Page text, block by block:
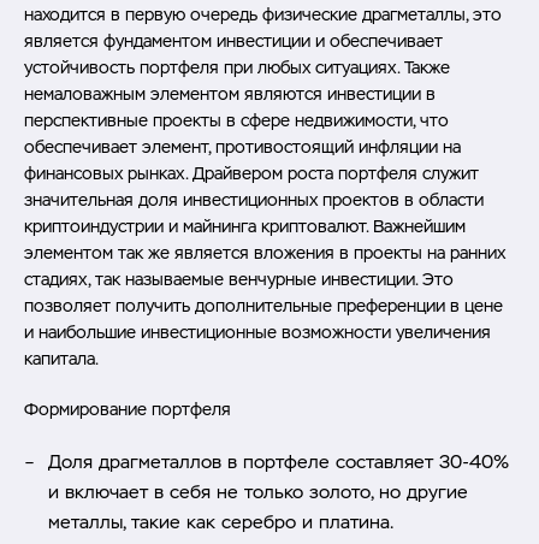
находится в первую очередь физические драгметаллы, это
является фундаментом инвестиции и обеспечивает
устойчивость портфеля при любых ситуациях. Также
немаловажным элементом являются инвестиции в
перспективные проекты в сфере недвижимости, что
обеспечивает элемент, противостоящий инфляции на
финансовых рынках. Драйвером роста портфеля служит
значительная доля инвестиционных проектов в области
криптоиндустрии и майнинга криптовалют. Важнейшим
элементом так же является вложения в проекты на ранних
стадиях, так называемые венчурные инвестиции. Это
позволяет получить дополнительные преференции в цене
и наибольшие инвестиционные возможности увеличения
капитала.
Формирование портфеля
Доля драгметаллов в портфеле составляет 30-40%
и включает в себя не только золото, но другие
металлы, такие как серебро и платина.